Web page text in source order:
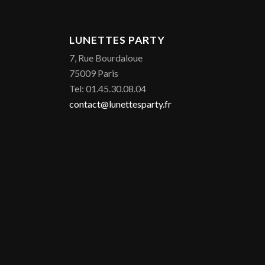
LUNETTES PARTY
7, Rue Bourdaloue
75009 Paris
Tel: 01.45.30.08.04
contact@lunettesparty.fr